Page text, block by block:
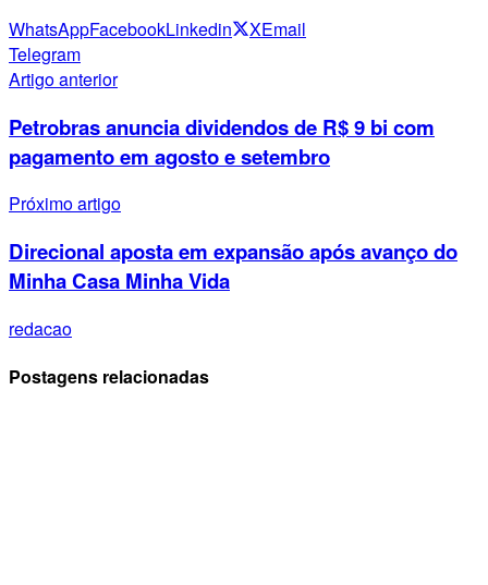
WhatsAppFacebookLinkedin XEmail
Telegram
Artigo anterior
Petrobras anuncia dividendos de R$ 9 bi com
pagamento em agosto e setembro
Próximo artigo
Direcional aposta em expansão após avanço do
Minha Casa Minha Vida
redacao
Postagens relacionadas